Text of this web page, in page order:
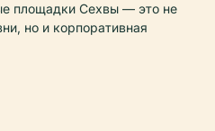
площадки Сехвы — это не
но и корпоративная